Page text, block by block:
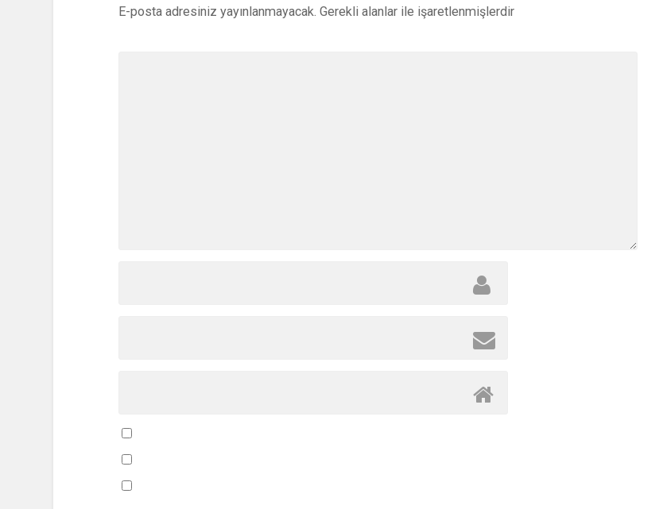
E-posta adresiniz yayınlanmayacak. Gerekli alanlar ile işaretlenmişlerdir